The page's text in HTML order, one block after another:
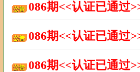
086期<<认证已通过
086期<<认证已通过
086期<<认证已通